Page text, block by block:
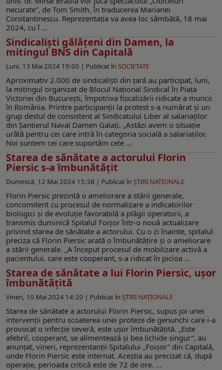
necurate”, de Tom Smith, în traducerea Marianei
Constantinescu. Reprezentația va avea loc sâmbătă, 18 mai
2024, cu î ...
Sindicaliști gălățeni din Damen, la
mitingul BNS din Capitală
Luni, 13 Mai 2024 19:00 | Publicat în SOCIETATE
Aproximativ 2.000 de sindicaliști din țară au participat, luni,
la mitingul organizat de Blocul Național Sindical în Piața
Victoriei din București, împotriva fiscalizării ridicate a muncii
în România. Printre participanții la protest s-a numărat și un
grup destul de consistent al Sindicatului Liber al salariaților
din Șantierul Naval Damen Galați. „Astăzi avem o situație
urâtă pentru cei care intră în categoria socială a salariaților.
Noi suntem cei care suportăm cele ...
Starea de sănătate a actorului Florin
Piersic s-a îmbunătățit
Duminică, 12 Mai 2024 15:38 | Publicat în ŞTIRI NAŢIONALE
Florin Piersic prezintă o ameliorare a stării generale,
concomitent cu procesul de normalizare a indicatorilor
biologici și de evoluție favorabilă a plăgii operatorii, a
transmis duminică Spitalul Foișor într-o nouă actualizare
privind starea de sănătate a actorului. Cu o zi înainte, spitalul
preciza că Florin Piersic arată o îmbunătățire și o ameliorare
a stării generale. „A început procesul de mobilizare activă a
pacientului, care este cooperant, s-a ridicat în picioa ...
Starea de sănătate a lui Florin Piersic, ușor
îmbunătățită
Vineri, 10 Mai 2024 14:20 | Publicat în ŞTIRI NAŢIONALE
Starea de sănătate a actorului Florin Piersic, supus joi unei
intervenții pentru scoaterea unei proteze de genunchi care i-a
provocat o infecție severă, este ușor îmbunătățită. „Este
afebril, cooperant, se alimentează şi bea lichide singur”, au
anunțat, vineri, reprezentanții Spitalului „Foișor” din Capitală,
unde Florin Piersic este internat. Aceștia au precizat că, după
operație, perioada critică este de 72 de ore. ...